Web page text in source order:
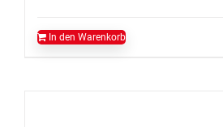
In den Warenkorb